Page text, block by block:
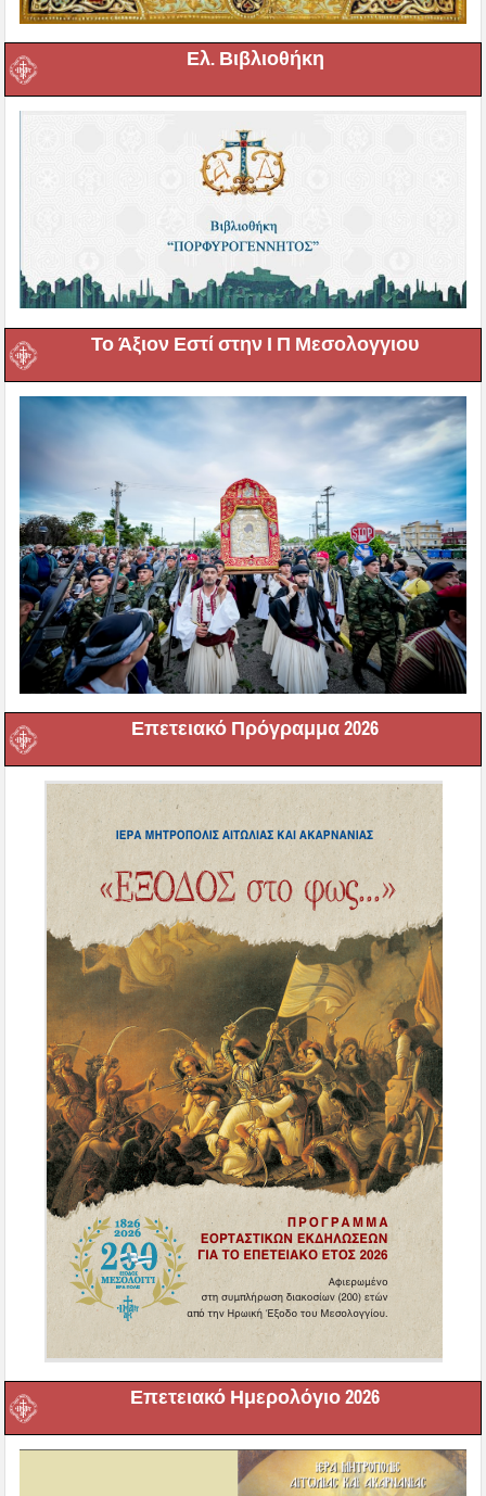
Ελ. Βιβλιοθήκη
Το Άξιον Εστί στην Ι Π Μεσολογγιου
Επετειακό Πρόγραμμα 2026
Επετειακό Ημερολόγιο 2026